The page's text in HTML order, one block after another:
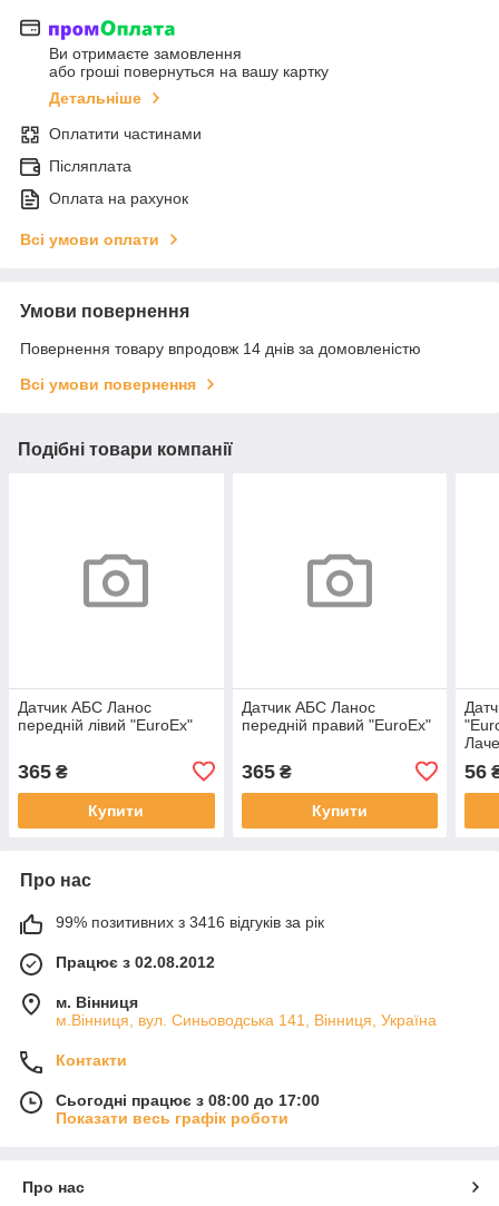
Ви отримаєте замовлення
або гроші повернуться на вашу картку
Детальніше
Оплатити частинами
Післяплата
Оплата на рахунок
Всі умови оплати
Умови повернення
Повернення товару впродовж 14 днів за домовленістю
Всі умови повернення
Подібні товари компанії
Датчик АБС Ланос
передній лівий "EuroEx"
365 ₴
Купити
Датчик АБС Ланос
передній правий "EuroEx"
365₴
Купити
56
Про нас
99% позитивних з 3416 відгуків за рік
Працює з 02.08.2012
м. Вінниця
м.Вінниця, вул. Синьоводська 141, Вінниця, Україна
Контакти
Сьогодні працює з 08:00 до 17:00
Показати весь графік роботи
Про нас